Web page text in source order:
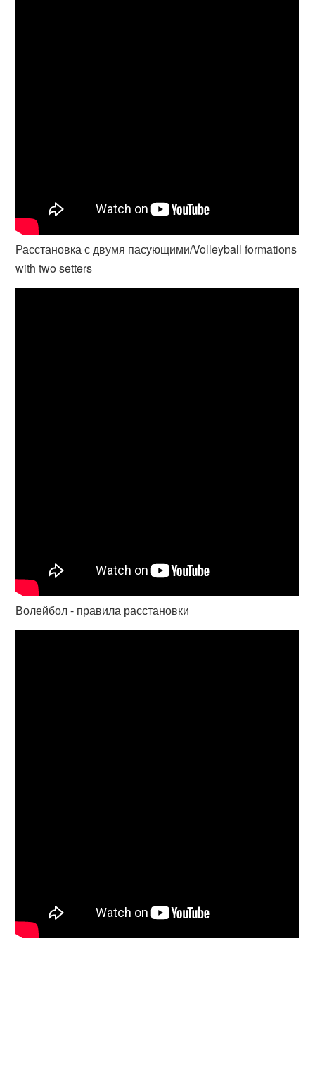
Расстановка с двумя пасующими/Volleyball formations
with two setters
Волейбол - правила расстановки